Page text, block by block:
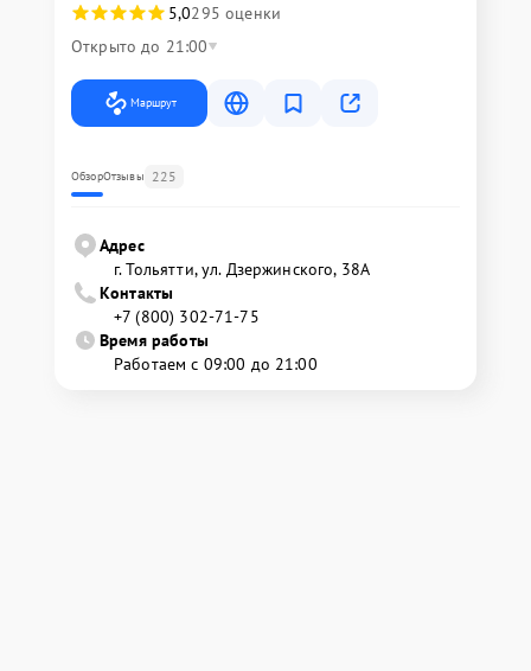
5,0295 оценки
Открыто до 21:00
Маршрут
ОбзорОтзывы 225
Адрес
г. Тольятти, ул. Дзержинского, 38А
Контакты
+7 (800) 302-71-75
Время работы
Работаем с 09:00 до 21:00